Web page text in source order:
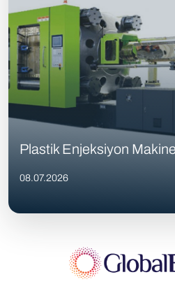
Plastik Enjeksiyon
08.07.2026